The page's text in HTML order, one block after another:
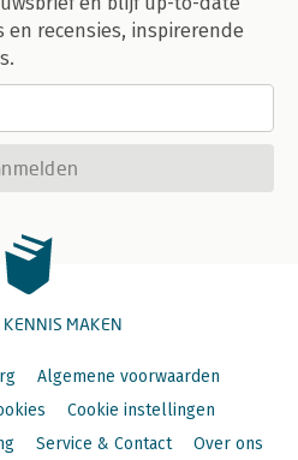
recensies, inspirerende
KENNIS MAKEN
Algemene voorwaarden
Cookie instellingen
Service & Contact Over ons